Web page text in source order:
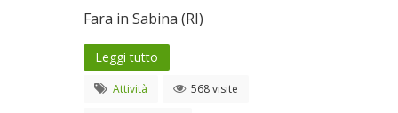
Fara in Sabina (RI)
Leggi tutto
Attività 568 visite